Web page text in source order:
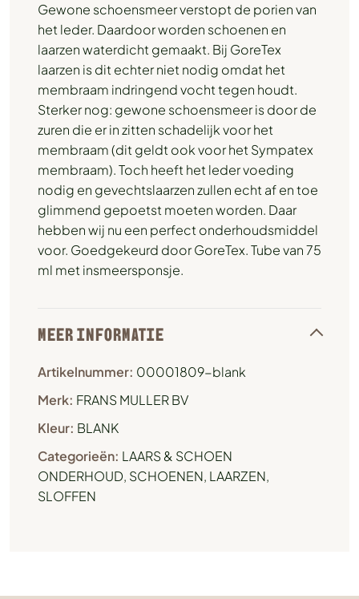
Gewone schoensmeer verstopt de porien van
het leder. Daardoor worden schoenen en
laarzen waterdicht gemaakt. Bij GoreTex
laarzen is dit echter niet nodig omdat het
membraam indringend vocht tegen houdt.
Sterker nog: gewone schoensmeer is door de
zuren die er in zitten schadelijk voor het
membraam (dit geldt ook voor het Sympatex
membraam). Toch heeft het leder voeding
nodig en gevechtslaarzen zullen echt af en toe
glimmend gepoetst moeten worden. Daar
hebben wij nu een perfect onderhoudsmiddel
voor. Goedgekeurd door GoreTex. Tube van 75
ml met insmeersponsje.
MEER INFORMATIE
Artikelnummer: 00001809-blank
Merk: FRANS MULLER BV
Kleur: BLANK
Categorieën: LAARS & SCHOEN
ONDERHOUD, SCHOENEN, LAARZEN,
SLOFFEN